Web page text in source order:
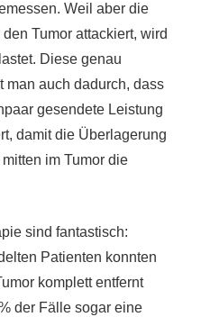
Weil aber die
Tumor attackiert, wird
Diese genau
man auch dadurch, dass
gesendete Leistung
damit die Überlagerung
im Tumor die
sind fantastisch:
Patienten konnten
komplett entfernt
der Fälle sogar eine